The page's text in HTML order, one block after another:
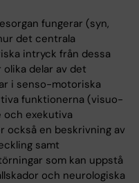
fungerar (syn,
det centrala
intryck från dessa
delar av det
i senso-motoriska
funktionerna (visuo-
och exekutiva
också en beskrivning av
samt
som kan uppstå
och neurologiska